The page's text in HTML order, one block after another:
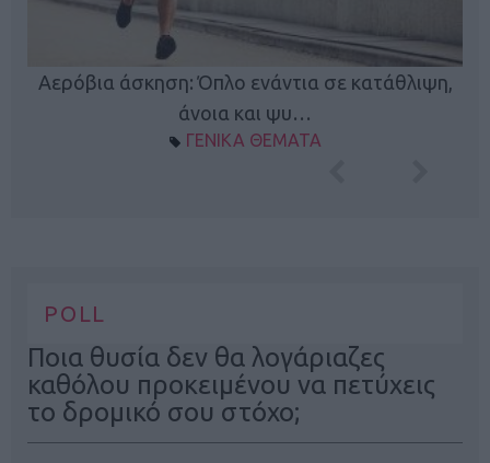
Αερόβια άσκηση: Όπλο ενάντια σε κατάθλιψη,
άνοια και ψυ…
ΓΕΝΙΚΑ ΘΕΜΑΤΑ
POLL
Ποια θυσία δεν θα λογάριαζες
καθόλου προκειμένου να πετύχεις
το δρομικό σου στόχο;